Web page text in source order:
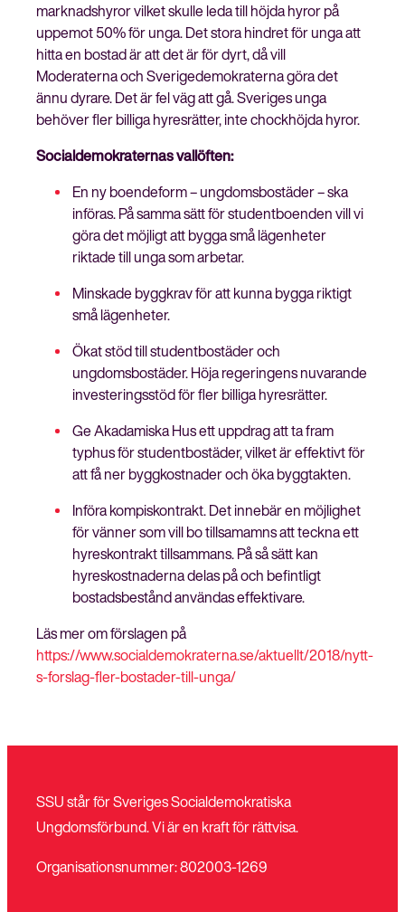
marknadshyror vilket skulle leda till höjda hyror på
uppemot 50% för unga. Det stora hindret för unga att
hitta en bostad är att det är för dyrt, då vill
Moderaterna och Sverigedemokraterna göra det
ännu dyrare. Det är fel väg att gå. Sveriges unga
behöver fler billiga hyresrätter, inte chockhöjda hyror.
Socialdemokraternas vallöften:
En ny boendeform – ungdomsbostäder – ska
införas. På samma sätt för studentboenden vill vi
göra det möjligt att bygga små lägenheter
riktade till unga som arbetar.
Minskade byggkrav för att kunna bygga riktigt
små lägenheter.
Ökat stöd till studentbostäder och
ungdomsbostäder. Höja regeringens nuvarande
investeringsstöd för fler billiga hyresrätter.
Ge Akadamiska Hus ett uppdrag att ta fram
typhus för studentbostäder, vilket är effektivt för
att få ner byggkostnader och öka byggtakten.
Införa kompiskontrakt. Det innebär en möjlighet
för vänner som vill bo tillsamamns att teckna ett
hyreskontrakt tillsammans. På så sätt kan
hyreskostnaderna delas på och befintligt
bostadsbestånd användas effektivare.
Läs mer om förslagen på
https://www.socialdemokraterna.se/aktuellt/2018/nytt-
s-forslag-fler-bostader-till-unga/
SSU står för Sveriges Socialdemokratiska
Ungdomsförbund. Vi är en kraft för rättvisa.
Organisationsnummer: 802003-1269